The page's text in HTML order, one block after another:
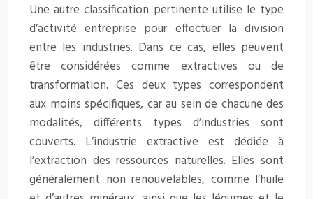
Une autre classification pertinente utilise le type
d’activité entreprise pour effectuer la division
entre les industries. Dans ce cas, elles peuvent
être considérées comme extractives ou de
transformation. Ces deux types correspondent
aux moins spécifiques, car au sein de chacune des
modalités, différents types d’industries sont
couverts. L’industrie extractive est dédiée à
l’extraction des ressources naturelles. Elles sont
généralement non renouvelables, comme l’huile